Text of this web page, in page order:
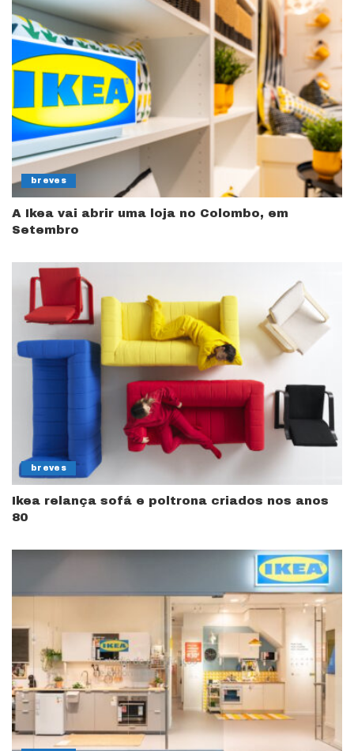
breves
A Ikea vai abrir uma loja no Colombo, em
Setembro
breves
Ikea relança sofá e poltrona criados nos anos
80